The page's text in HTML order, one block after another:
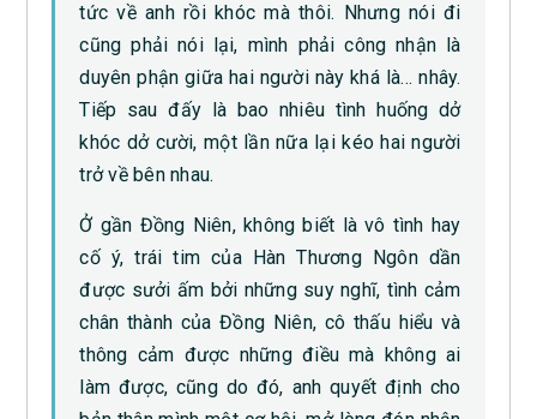
tức về anh rồi khóc mà thôi. Nhưng nói đi
cũng phải nói lại, mình phải công nhận là
duyên phận giữa hai người này khá là… nhây.
Tiếp sau đấy là bao nhiêu tình huống dở
khóc dở cười, một lần nữa lại kéo hai người
trở về bên nhau.
Ở gần Đồng Niên, không biết là vô tình hay
cố ý, trái tim của Hàn Thương Ngôn dần
được sưởi ấm bởi những suy nghĩ, tình cảm
chân thành của Đồng Niên, cô thấu hiểu và
thông cảm được những điều mà không ai
làm được, cũng do đó, anh quyết định cho